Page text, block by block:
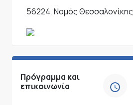
56224, Νομός Θεσσαλονίκης
Πρόγραμμα και
επικοινωνία